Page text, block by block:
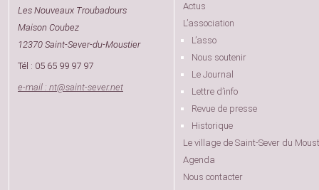
Les Nouveaux Troubadours
Maison Coubez
12370 Saint-Sever-du-Moustier
Tél : 05 65 99 97 97
e-mail : nt@saint-sever.net
Actus
L’association
L’asso
Nous soutenir
Le Journal
Lettre d’info
Revue de presse
Historique
Le village de Saint-Sever du
Agenda
Nous contacter